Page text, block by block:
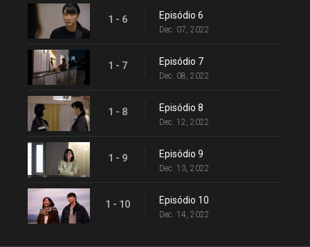
1 - 6 Episódio 6
Dec. 07, 2022
1 - 7 Episódio 7
Dec. 08, 2022
1 - 8 Episódio 8
Dec. 12, 2022
1 - 9 Episódio 9
Dec. 13, 2022
1 - 10 Episódio 10
Dec. 14, 2022